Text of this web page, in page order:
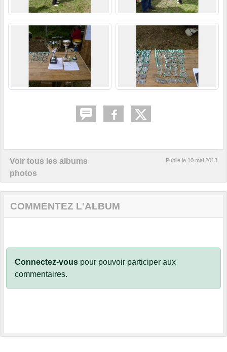
Voir tous les albums
photos
Publié le 10 mai 2013
COMMENTEZ L'ALBUM
Connectez-vous pour pouvoir participer aux
commentaires.